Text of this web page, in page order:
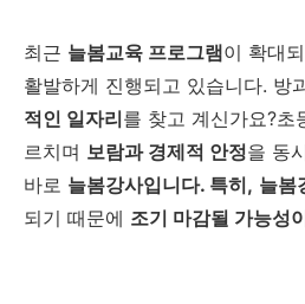
최근 늘봄교육 프로그램이 확대
활발하게 진행되고 있습니다. 방
적인 일자리를 찾고 계신가요?초
르치며 보람과 경제적 안정을 동
바로 늘봄강사입니다. 특히, 늘봄
되기 때문에 조기 마감될 가능성